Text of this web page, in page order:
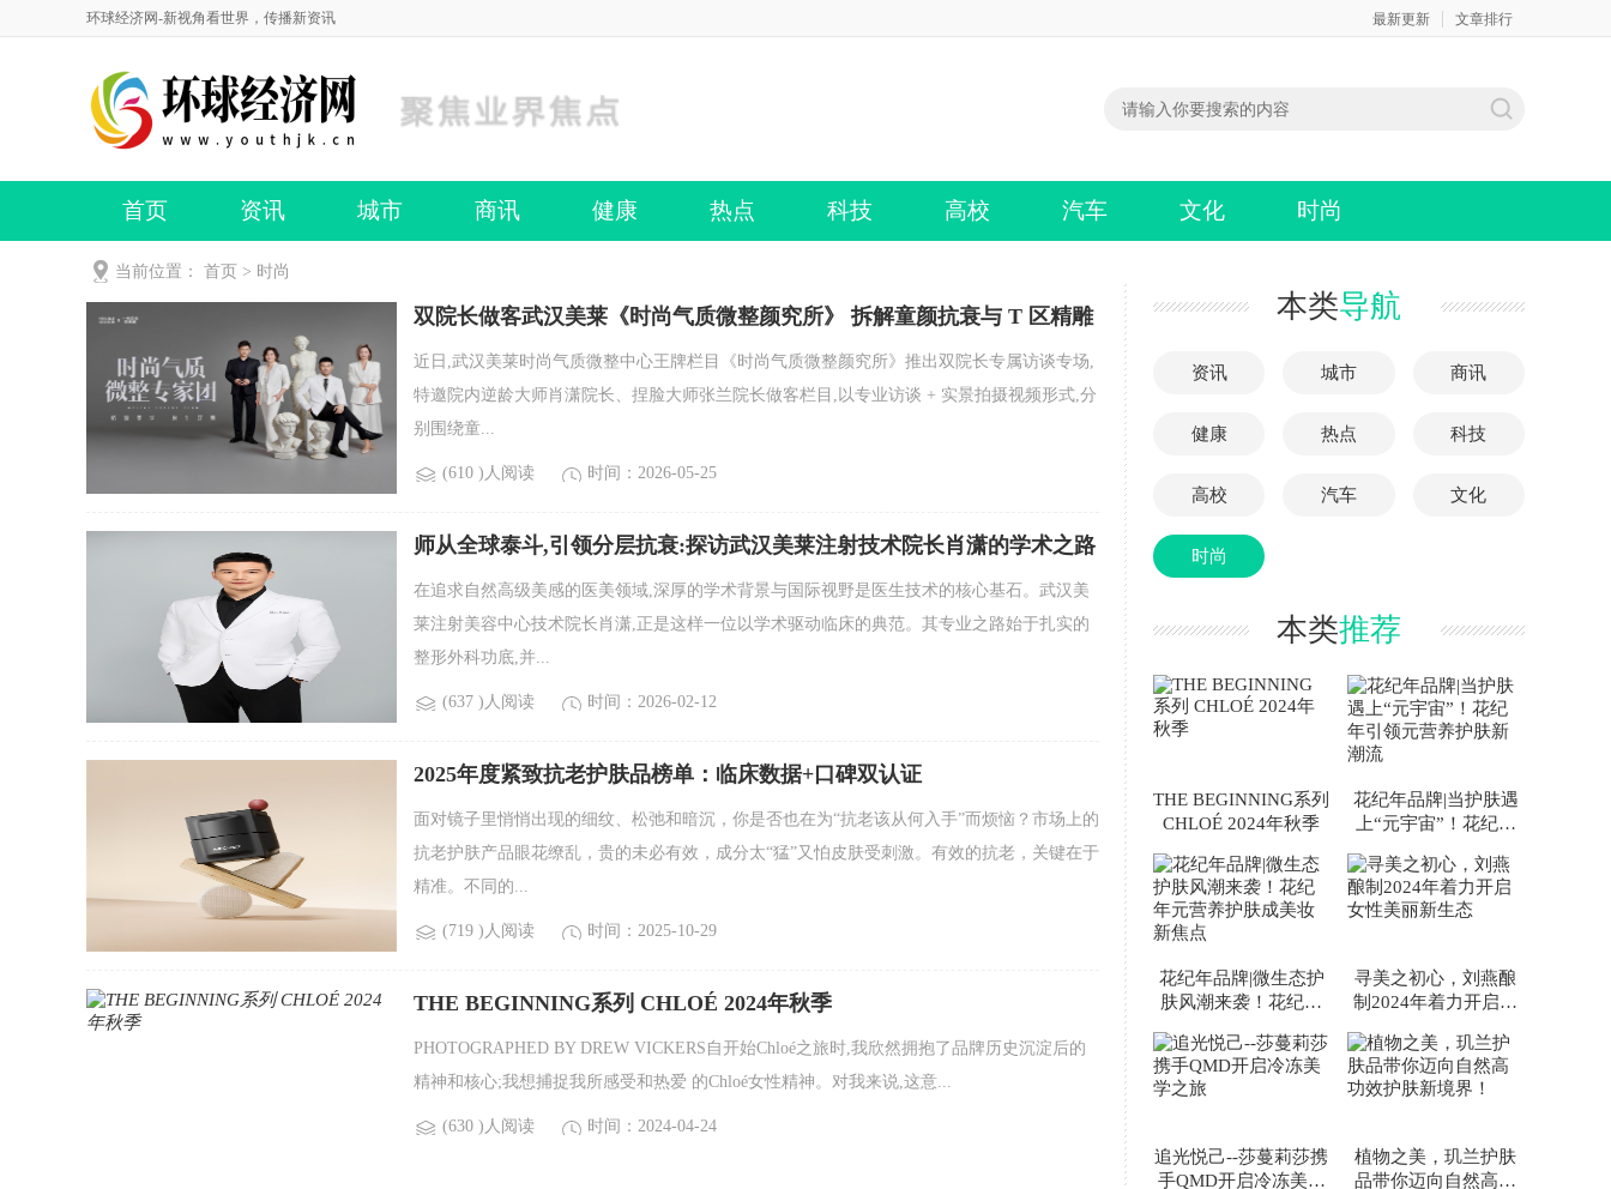
环球经济网-新视角看世界，传播新资讯 最新更新 文章排行
首页 资讯 城市 商讯 健康 热点 科技 高校 汽车 文化 时尚
当前位置： 首页 > 时尚
​双院长做客武汉美莱《时尚气质微整颜究所》 拆解童颜抗衰与 T 区精雕
近日,武汉美莱时尚气质微整中心王牌栏目《时尚气质微整颜究所》推出双院长专属访谈专场,
特邀院内逆龄大师肖潇院长、捏脸大师张兰院长做客栏目,以专业访谈 + 实景拍摄视频形式,分
别围绕童...
(610 )人阅读 时间：2026-05-25
师从全球泰斗,引领分层抗衰:探访武汉美莱注射技术院长肖潇的学术之路
在追求自然高级美感的医美领域,深厚的学术背景与国际视野是医生技术的核心基石。武汉美
莱注射美容中心技术院长肖潇,正是这样一位以学术驱动临床的典范。其专业之路始于扎实的
整形外科功底,并...
(637 )人阅读 时间：2026-02-12
2025年度紧致抗老护肤品榜单：临床数据+口碑双认证
面对镜子里悄悄出现的细纹、松弛和暗沉，你是否也在为“抗老该从何入手”而烦恼？市场上的
抗老护肤产品眼花缭乱，贵的未必有效，成分太“猛”又怕皮肤受刺激。有效的抗老，关键在于
精准。不同的...
(719 )人阅读 时间：2025-10-29
THE BEGINNING系列 CHLOÉ 2024年秋季
PHOTOGRAPHED BY DREW VICKERS自开始Chloé之旅时,我欣然拥抱了品牌历史沉淀后的
精神和核心;我想捕捉我所感受和热爱 的Chloé女性精神。对我来说,这意...
(630 )人阅读 时间：2024-04-24
本类导航
资讯 城市 商讯
健康 热点 科技
高校 汽车 文化
时尚
本类推荐
THE BEGINNING系列
CHLOÉ 2024年秋季
花纪年品牌|当护肤遇
上“元宇宙”！花纪年
流
花纪年品牌|微生态护
肤风潮来袭！花纪年
焦点
寻美之初心，刘燕酿
制2024年着力开启女
追光悦己--莎蔓莉莎携
手QMD开启冷冻美学
植物之美，玑兰护肤
品带你迈向自然高功